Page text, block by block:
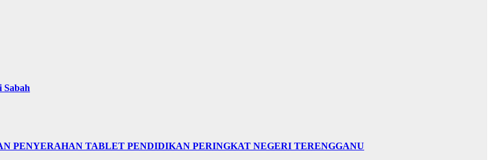
Sabah
PENYERAHAN TABLET PENDIDIKAN PERINGKAT NEGERI TERENGGANU